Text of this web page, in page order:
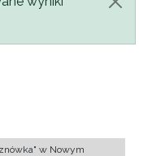
w Nowym